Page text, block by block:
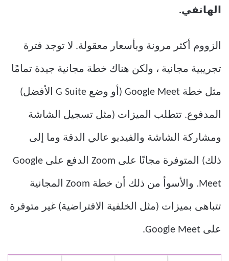
الهاتفي.
الزووم أكثر مرونة وبأسعار معقولة. لا توجد فترة
تجريبية مجانية ، ولكن هناك خطة مجانية جيدة تمامًا
مثل خطة Google Meet (أو وضع G Suite الأفضل)
المدفوع. تتطلب الميزات (مثل تسجيل الشاشة
ومشاركة الشاشة والفيديو عالي الدقة وما إلى
ذلك) المتوفرة مجانًا على Zoom الدفع على Google
Meet. والأسوأ من ذلك أن خطة Zoom المجانية
تتباهى بميزات (مثل الخلفية الافتراضية) غير متوفرة
على Google Meet.